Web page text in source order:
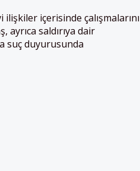
içerisinde çalışmalarını
saldırıya dair
suç duyurusunda